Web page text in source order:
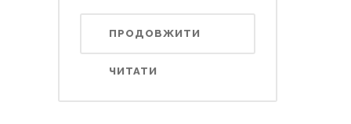
ПРОДОВЖИТИ
ЧИТАТИ